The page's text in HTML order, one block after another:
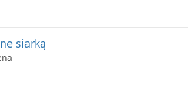
siarką